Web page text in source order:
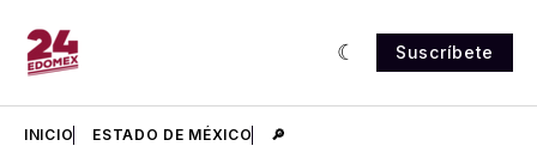
Suscríbete
INICIO ESTADO DE MÉXICO 🔎